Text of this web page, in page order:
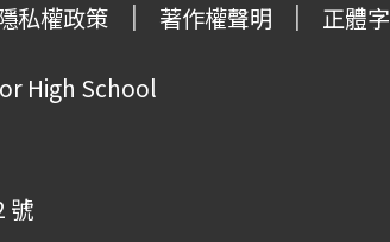
私權政策 著作權聲明 正體字
High School
號